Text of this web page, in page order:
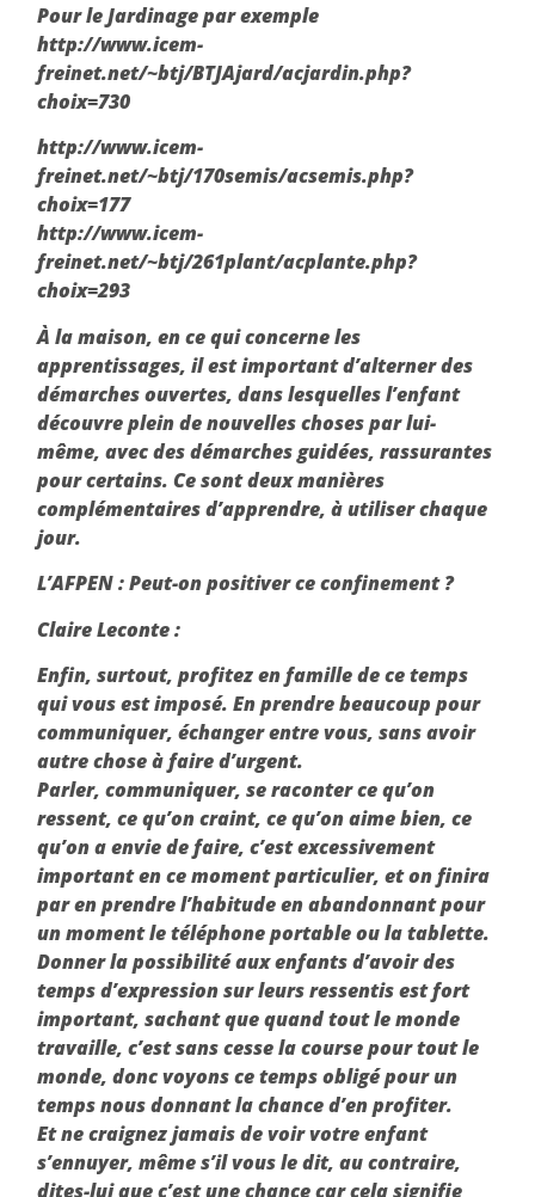
Pour le Jardinage par exemple
http://www.icem-
freinet.net/~btj/BTJAjard/acjardin.php?
choix=730
http://www.icem-
freinet.net/~btj/170semis/acsemis.php?
choix=177
http://www.icem-
freinet.net/~btj/261plant/acplante.php?
choix=293
À la maison, en ce qui concerne les
apprentissages, il est important d’alterner des
démarches ouvertes, dans lesquelles l’enfant
découvre plein de nouvelles choses par lui-
même, avec des démarches guidées, rassurantes
pour certains. Ce sont deux manières
complémentaires d’apprendre, à utiliser chaque
jour.
L’AFPEN: Peut-on positiver ce confinement ?
Claire Leconte :
Enfin, surtout, profitez en famille de ce temps
qui vous est imposé. En prendre beaucoup pour
communiquer, échanger entre vous, sans avoir
autre chose à faire d’urgent.
Parler, communiquer, se raconter ce qu’on
ressent, ce qu’on craint, ce qu’on aime bien, ce
qu’on a envie de faire, c’est excessivement
important en ce moment particulier, et on finira
par en prendre l’habitude en abandonnant pour
un moment le téléphone portable ou la tablette.
Donner la possibilité aux enfants d’avoir des
temps d’expression sur leurs ressentis est fort
important, sachant que quand tout le monde
travaille, c’est sans cesse la course pour tout le
monde, donc voyons ce temps obligé pour un
temps nous donnant la chance d’en profiter.
Et ne craignez jamais de voir votre enfant
s’ennuyer, même s’il vous le dit, au contraire,
dites-lui que c’est une chance car cela signifie